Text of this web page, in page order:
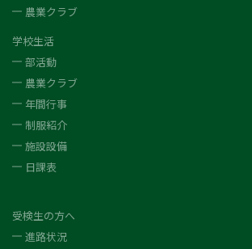
農業クラブ
学校生活
部活動
農業クラブ
年間行事
制服紹介
施設設備
日課表
受検生の方へ
進路状況